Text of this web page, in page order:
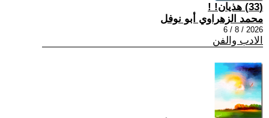
(33) هذيان! !
محمد الزهراوي أبو نوفل
2026 / 8 / 6
الادب والفن